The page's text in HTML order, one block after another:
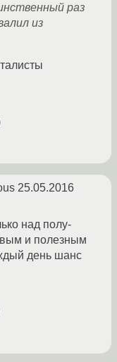
раз
из
25.05.2016
над полу-
и полезным
день шанс